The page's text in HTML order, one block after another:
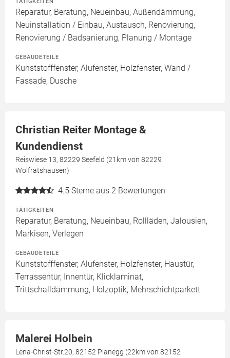
Reparatur, Beratung, Neueinbau, Außendämmung,
Neuinstallation / Einbau, Austausch, Renovierung,
Renovierung / Badsanierung, Planung / Montage
GEBÄUDETEILE
Kunststofffenster, Alufenster, Holzfenster, Wand /
Fassade, Dusche
Christian Reiter Montage &
Kundendienst
Reiswiese 13, 82229 Seefeld (21km von 82229
Wolfratshausen)
4.5 Sterne aus 2 Bewertungen
TÄTIGKEITEN
Reparatur, Beratung, Neueinbau, Rollläden, Jalousien,
Markisen, Verlegen
GEBÄUDETEILE
Kunststofffenster, Alufenster, Holzfenster, Haustür,
Terrassentür, Innentür, Klicklaminat,
Trittschalldämmung, Holzoptik, Mehrschichtparkett
Malerei Holbein
Lena-Christ-Str.20, 82152 Planegg (22km von 82152